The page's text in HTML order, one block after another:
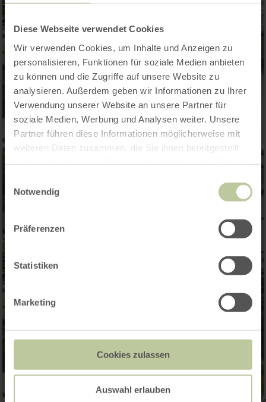
Diese Webseite verwendet Cookies
Wir verwenden Cookies, um Inhalte und Anzeigen zu
personalisieren, Funktionen für soziale Medien anbieten
zu können und die Zugriffe auf unsere Website zu
analysieren. Außerdem geben wir Informationen zu Ihrer
Verwendung unserer Website an unsere Partner für
soziale Medien, Werbung und Analysen weiter. Unsere
Partner führen diese Informationen möglicherweise mit
weiteren Daten zusammen, die Sie ihnen bereitgestellt
Notwendig
Präferenzen
Statistiken
Marketing
Cookies zulassen
Auswahl erlauben